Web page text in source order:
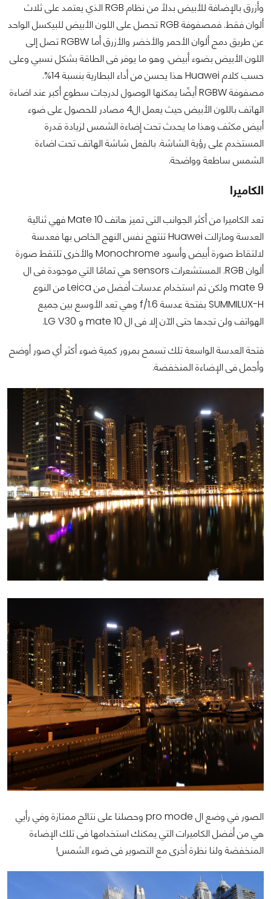
وأزرق بالإضافة للأبيض بدلًا من نظام RGB الذي يعتمد على ثلاث
ألوان فقط. فمصفوفة RGB تحصل على اللون الأبيض للبيكسل الواحد
عن طريق دمج ألوان الأحمر والأخضر والأزرق أما RGBW تصل إلى
اللون الأبيض بضوء أبيض. وهو ما يوفر فى الطاقة بشكل نسبي وعلى
حسب كلام Huawei هذا يحسن من أداء البطارية بنسبة 14%.
مصفوفة RGBW أيضًا يمكنها الوصول لدرجات سطوع أكبر عند اضاءة
الهاتف باللون الأبيض حيث يعمل ال4 مصادر للحصول على ضوء
أبيض مكثف وهذا ما يحدث تحت إضاءة الشمس لزيادة قدرة
المستخدم على رؤية الشاشة. بالفعل شاشة الهاتف تحت اضاءة
الشمس ساطعة وواضحة.
الكاميرا
تعد الكاميرا من أكثر الجوانب التى تميز هاتف Mate 10 فهي ثنائية
العدسة ومازالت Huawei تنتهج نفس النهج الخاص بها فعدسة
لالتقاط صورة أبيض وأسود Monochrome والأخرى تلتقط صورة
ألوان RGB. المستشعرات sensors هي تمامًا التي موجودة فى ال
mate 9 ولكن تم استخدام عدسات أفضل من Leica من النوع
SUMMILUX-H بفتحة عدسة f/1.6 وهي تعد الأوسع بين جميع
الهواتف ولن تجدها حتى الآن إلا فى ال mate 10 و LG V30.
فتحة العدسة الواسعة تلك تسمح بمرور كمية ضوء أكثر أي صور أوضح
وأجمل فى الإضاءة المنخفضة.
الصور في وضع ال pro mode وحصلنا على نتائج ممتازة وفي رأيي
هي من أفضل الكاميرات التي يمكنك استخدامها فى تلك الإضاءة
المنخفضة ولنا نظرة أخرى مع التصوير فى ضوء الشمس!